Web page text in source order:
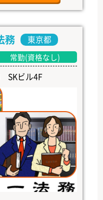
務 東京都
常勤(資格なし)
SKビル4F